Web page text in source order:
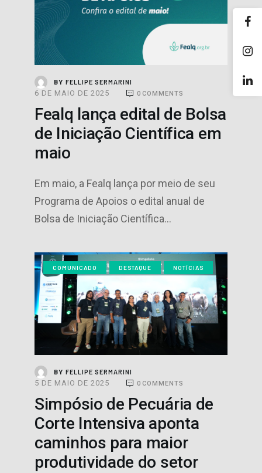
BY FELLIPE SERMARINI
6 DE MAIO DE 2025 0 COMMENTS
Fealq lança edital de Bolsa
de Iniciação Científica em
maio
Em maio, a Fealq lança por meio de seu
Programa de Apoios o edital anual de
Bolsa de Iniciação Científica…
COMUNICADO DESTAQUE NOTÍCIAS
BY FELLIPE SERMARINI
5 DE MAIO DE 2025 0 COMMENTS
Simpósio de Pecuária de
Corte Intensiva aponta
caminhos para maior
produtividade do setor